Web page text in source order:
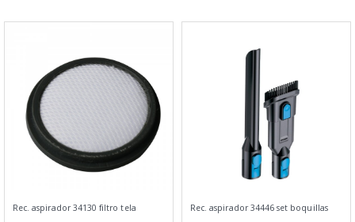
Rec. aspirador 34130 filtro tela Rec. aspirador 34446 set boquillas